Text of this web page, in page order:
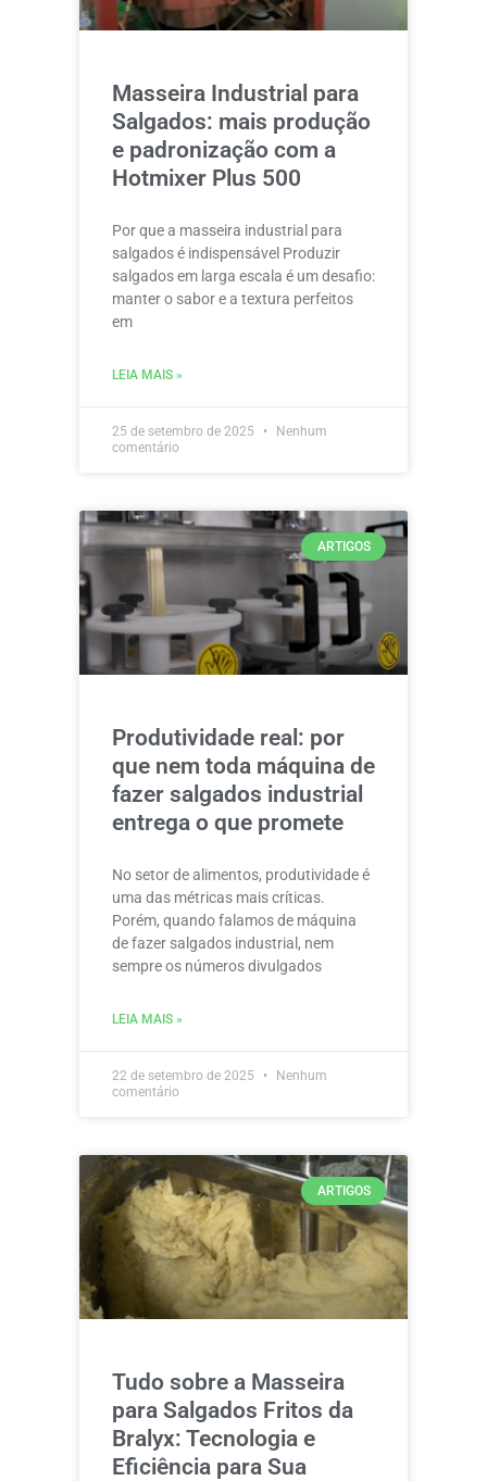
Masseira Industrial para
Salgados: mais produção
e padronização com a
Hotmixer Plus 500
Por que a masseira industrial para
salgados é indispensável Produzir
salgados em larga escala é um desafio:
manter o sabor e a textura perfeitos
em
LEIA MAIS »
25 de setembro de 2025
Nenhum
comentário
ARTIGOS
Produtividade real: por
que nem toda máquina de
fazer salgados industrial
entrega o que promete
No setor de alimentos, produtividade é
uma das métricas mais críticas.
Porém, quando falamos de máquina
de fazer salgados industrial, nem
sempre os números divulgados
LEIA MAIS »
22 de setembro de 2025
Nenhum
comentário
ARTIGOS
Tudo sobre a Masseira
para Salgados Fritos da
Bralyx: Tecnologia e
Eficiência para Sua